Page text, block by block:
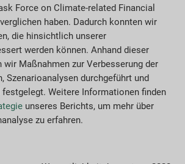
Force on Climate-related Financial
haben. Dadurch konnten wir
die hinsichtlich unserer
werden können. Anhand dieser
wir Maßnahmen zur Verbesserung der
Szenarioanalysen durchgeführt und
Weitere Informationen finden
unseres Berichts, um mehr über
zu erfahren.